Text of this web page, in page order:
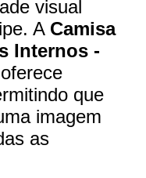
visual
A Camisa
Internos -
oferece
que
imagem
as